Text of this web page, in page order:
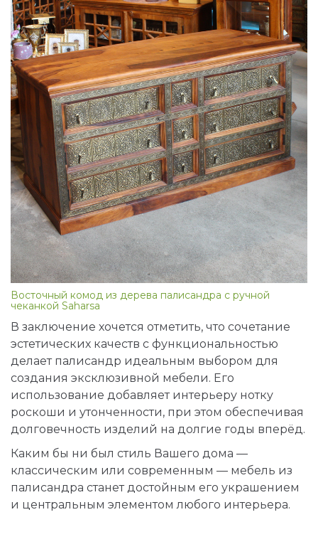
Восточный комод из дерева палисандра с ручной
чеканкой Saharsa
В заключение хочется отметить, что сочетание
эстетических качеств с функциональностью
делает палисандр идеальным выбором для
создания эксклюзивной мебели. Его
использование добавляет интерьеру нотку
роскоши и утонченности, при этом обеспечивая
долговечность изделий на долгие годы вперёд.
Каким бы ни был стиль Вашего дома —
классическим или современным — мебель из
палисандра станет достойным его украшением
и центральным элементом любого интерьера.